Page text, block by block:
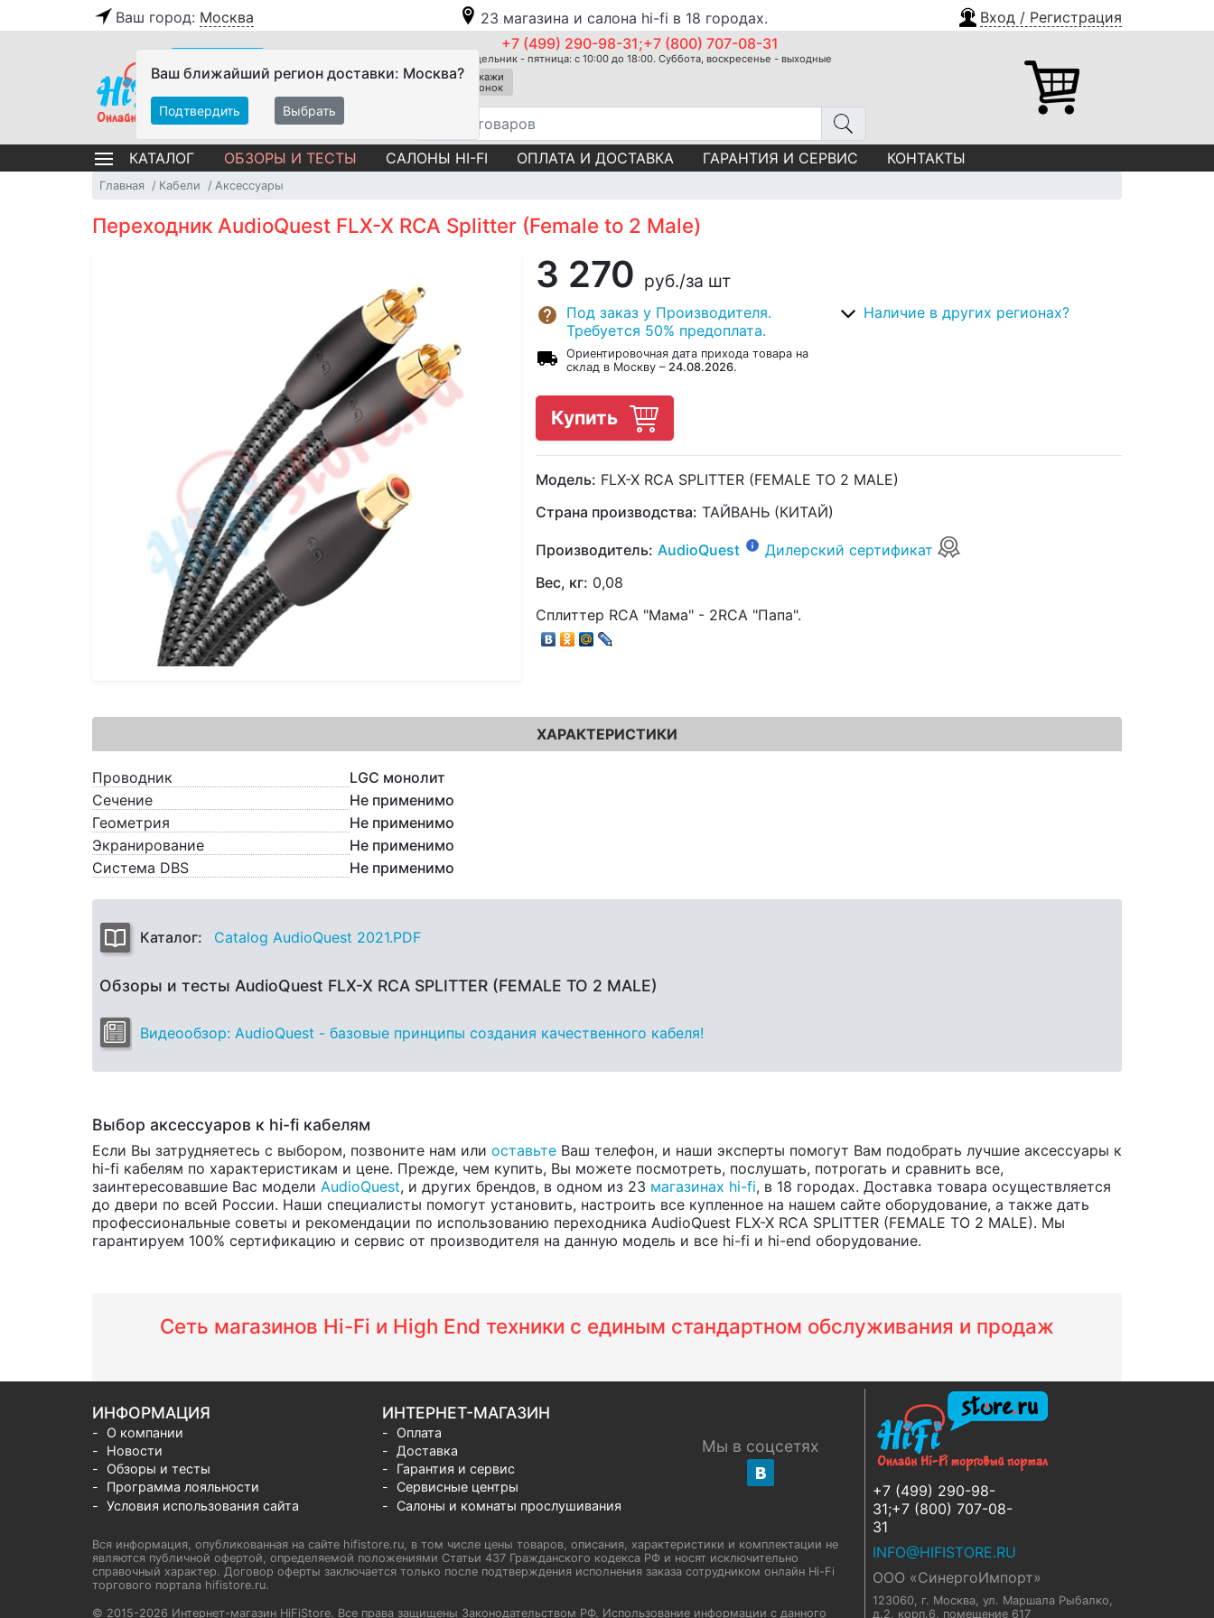
Ваш город: Москва 23 магазина и салона hi-fi в 18 городах. Вход / Регистрация
Ваш ближайший регион доставки: Москва?
Подтвердить Выбрать
+7 (499) 290-98-31;+7 (800) 707-08-31
Понедельник - пятница: с 10:00 до 18:00. Суббота, воскресенье - выходные
Закажи
звонок
КАТАЛОГ ОБЗОРЫ И ТЕСТЫ САЛОНЫ HI-FI ОПЛАТА И ДОСТАВКА ГАРАНТИЯ И СЕРВИС КОНТАКТЫ
Главная Кабели Аксессуары
Переходник AudioQuest FLX-X RCA Splitter (Female to 2 Male)
3 270 руб./за шт
Под заказ у Производителя.
Требуется 50% предоплата.
Ориентировочная дата прихода товара на
склад в Москву – 24.08.2026.
Наличие в других регионах?
Купить
Модель: FLX-X RCA SPLITTER (FEMALE TO 2 MALE)
Страна производства: ТАЙВАНЬ (КИТАЙ)
Производитель: AudioQuest
Дилерский сертификат
Вес, кг: 0,08
Сплиттер RCA "Мама" - 2RCA "Папа".
ХАРАКТЕРИСТИКИ
Проводник
LGC монолит
Сечение
Не применимо
Геометрия
Не применимо
Экранирование
Не применимо
Система DBS
Не применимо
Каталог: Catalog AudioQuest 2021.PDF
Обзоры и тесты AudioQuest FLX-X RCA SPLITTER (FEMALE TO 2 MALE)
Видеообзор: AudioQuest - базовые принципы создания качественного кабеля!
Выбор аксессуаров к hi-fi кабелям
Если Вы затрудняетесь с выбором, позвоните нам или оставьте Ваш телефон, и наши эксперты помогут Вам подобрать лучшие аксессуары к
hi-fi кабелям по характеристикам и цене. Прежде, чем купить, Вы можете посмотреть, послушать, потрогать и сравнить все,
заинтересовавшие Вас модели AudioQuest, и других брендов, в одном из 23 магазинах hi-fi, в 18 городах. Доставка товара осуществляется
до двери по всей России. Наши специалисты помогут установить, настроить все купленное на нашем сайте оборудование, а также дать
профессиональные советы и рекомендации по использованию переходника AudioQuest FLX-X RCA SPLITTER (FEMALE TO 2 MALE). Мы
гарантируем 100% сертификацию и сервис от производителя на данную модель и все hi-fi и hi-end оборудование.
Сеть магазинов Hi-Fi и High End техники с единым стандартном обслуживания и продаж
+7 (499) 290-98-
31;+7 (800) 707-08-
31
INFO@HIFISTORE.RU
ООО «СинергоИмпорт»
123060, г. Москва ул. Маршала Рыбалко,
д.2, корп.6, помещение 617
ИНФОРМАЦИЯ
О компании
Новости
Обзоры и тесты
Программа лояльности
Условия использования сайта
ИНТЕРНЕТ-МАГАЗИН
Оплата
Доставка
Гарантия и сервис
Сервисные центры
Салоны и комнаты прослушивания
Мы в соцсетях
Вся информация, опубликованная на сайте hifistore.ru, в том числе цены товаров, описания, характеристики и комплектации не
являются публичной офертой, определяемой положениями Статьи 437 Гражданского кодекса РФ и носят исключительно
справочный характер. Договор оферты заключается только после подтверждения исполнения заказа сотрудником онлайн Hi-Fi
торгового портала hifistore.ru.
© 2015-2026 Интернет-магазин HiFiStore. Все права защищены Законодательством РФ. Использование информации с данного